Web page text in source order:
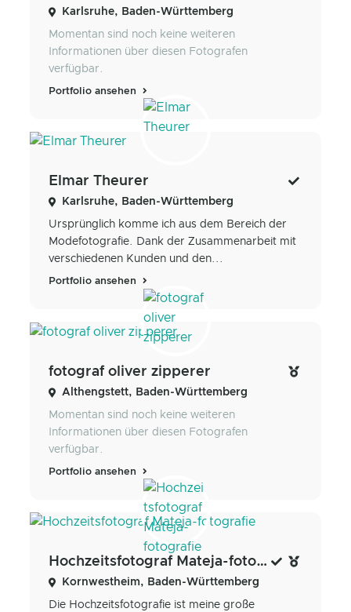
Karlsruhe, Baden-Württemberg
Momentan sind noch keine weiteren
Informationen über diesen Fotografen
verfügbar.
Portfolio ansehen
Elmar Theurer
Karlsruhe, Baden-Württemberg
Ursprünglich komme ich aus dem Bereich der
Modefotografie. Dank der Zusammenarbeit mit
verschiedenen Kunden und den...
Portfolio ansehen
fotograf oliver zipperer
Althengstett, Baden-Württemberg
Momentan sind noch keine weiteren
Informationen über diesen Fotografen
verfügbar.
Portfolio ansehen
Hochzeitsfotograf Mateja-fotografie
Kornwestheim, Baden-Württemberg
Die Hochzeitsfotografie ist meine große